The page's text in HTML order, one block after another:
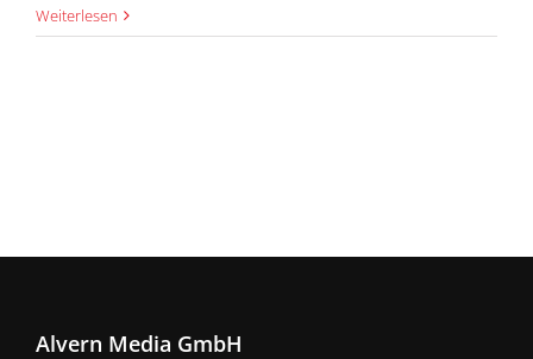
Weiterlesen
Alvern Media GmbH